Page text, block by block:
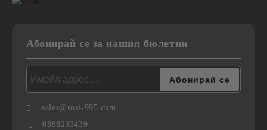
Абонирай се за нашия бюлетин
sales@rosi-995.com
0888233439